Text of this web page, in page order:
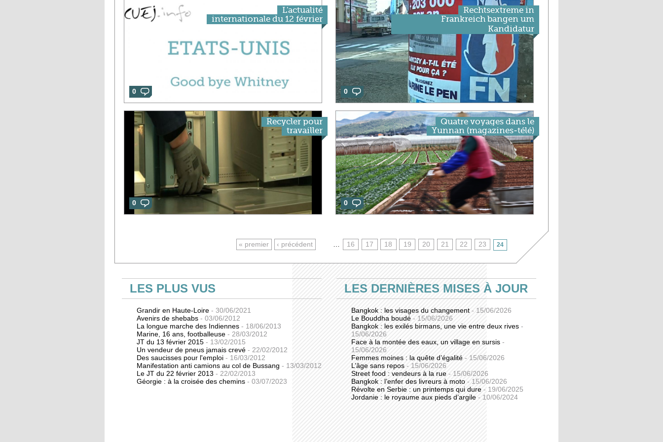
L'actualité
internationale du 12 février
0
Rechtsextreme in
Frankreich bangen um
Kandidatur
0
Recycler pour
travailler
0
Quatre voyages dans le
Yunnan (magazines-télé)
0
« premier ‹ précédent … 16 17 18 19 20 21 22 23 24
LES PLUS VUS
Grandir en Haute-Loire - 30/06/2021
Avenirs de shebabs - 03/06/2012
La longue marche des Indiennes - 18/06/2013
Marine, 16 ans, footballeuse - 28/03/2012
JT du 13 février 2015 - 13/02/2015
Un vendeur de pneus jamais crevé - 22/02/2012
Des saucisses pour l'emploi - 16/03/2012
Manifestation anti camions au col de Bussang - 13/03/2012
Le JT du 22 février 2013 - 22/02/2013
Géorgie : à la croisée des chemins - 03/07/2023
LES DERNIÈRES MISES À JOUR
Bangkok : les visages du changement - 15/06/2026
Le Bouddha boudé - 15/06/2026
Bangkok : les exilés birmans, une vie entre deux rives -
15/06/2026
Face à la montée des eaux, un village en sursis -
15/06/2026
Femmes moines : la quête d’égalité - 15/06/2026
L’âge sans repos - 15/06/2026
Street food : vendeurs à la rue - 15/06/2026
Bangkok : l’enfer des livreurs à moto - 15/06/2026
Révolte en Serbie : un printemps qui dure - 19/06/2025
Jordanie : le royaume aux pieds d’argile - 10/06/2024